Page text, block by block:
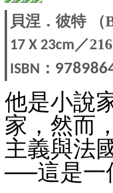
貝涅．彼特
17 X 23cm ／
ISBN ：
他是小說
家，然而
主義與法
──這是